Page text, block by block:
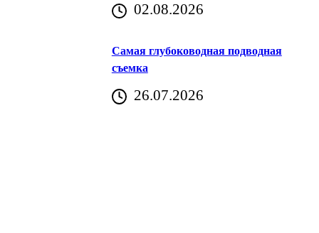
02.08.2026
Самая глубоководная подводная
съемка
26.07.2026